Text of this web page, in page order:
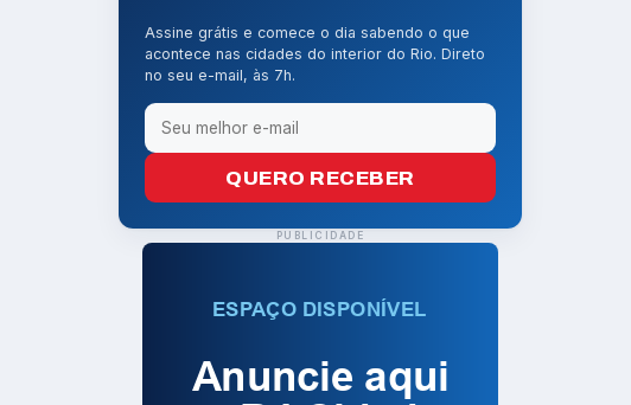
Assine grátis e comece o dia sabendo o que
acontece nas cidades do interior do Rio. Direto
no seu e-mail, às 7h.
QUERO RECEBER
PUBLICIDADE